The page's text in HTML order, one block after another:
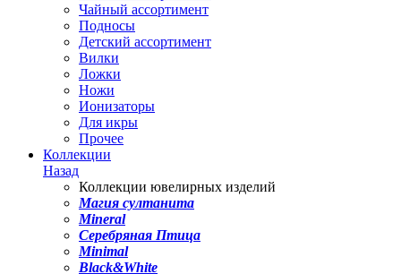
Чайный ассортимент
Подносы
Детский ассортимент
Вилки
Ложки
Ножи
Ионизаторы
Для икры
Прочее
Коллекции
Назад
Коллекции ювелирных изделий
Магия султанита
Mineral
Серебряная Птица
Minimal
Black&White